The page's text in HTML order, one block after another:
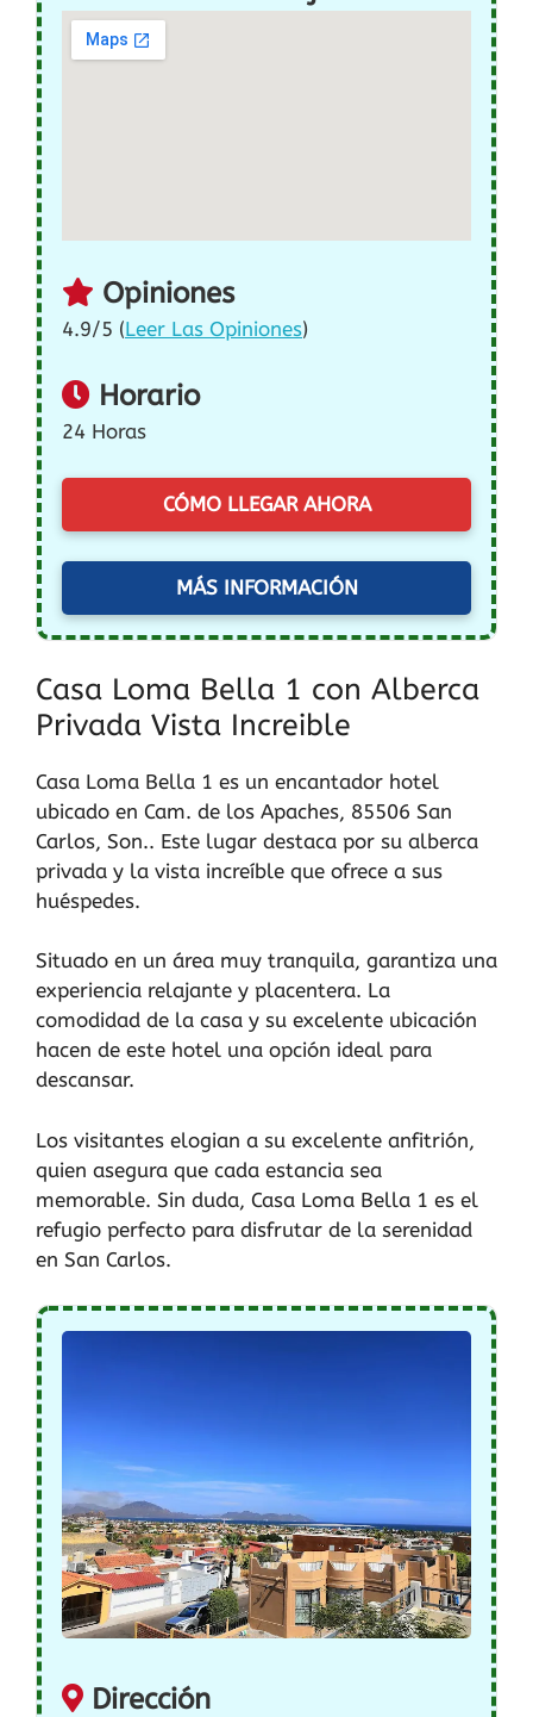
Opiniones
4.9/5 (Leer Las Opiniones)
Horario
24 Horas
CÓMO LLEGAR AHORA
MÁS INFORMACIÓN
Casa Loma Bella 1 con Alberca
Privada Vista Increible
Casa Loma Bella 1 es un encantador hotel
ubicado en Cam. de los Apaches, 85506 San
Carlos, Son.. Este lugar destaca por su alberca
privada y la vista increíble que ofrece a sus
huéspedes.
Situado en un área muy tranquila, garantiza una
experiencia relajante y placentera. La
comodidad de la casa y su excelente ubicación
hacen de este hotel una opción ideal para
descansar.
Los visitantes elogian a su excelente anfitrión,
quien asegura que cada estancia sea
memorable. Sin duda, Casa Loma Bella 1 es el
refugio perfecto para disfrutar de la serenidad
en San Carlos.
Dirección